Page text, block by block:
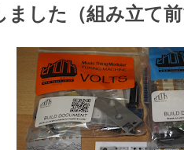
ました（組み立て